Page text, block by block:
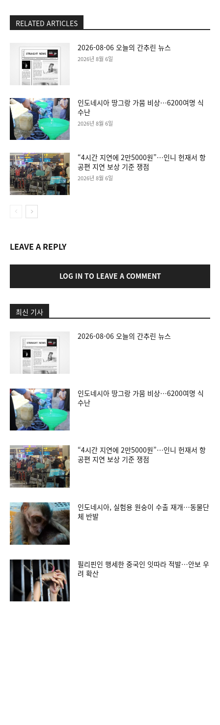
RELATED ARTICLES
2026-08-06 오늘의 간추린 뉴스
2026년 8월 6일
인도네시아 땅그랑 가뭄 비상…6200여명 식
수난
2026년 8월 6일
“4시간 지연에 2만5000원”…인니 헌재서 항
공편 지연 보상 기준 쟁점
2026년 8월 6일
LEAVE A REPLY
LOG IN TO LEAVE A COMMENT
최신 기사
2026-08-06 오늘의 간추린 뉴스
인도네시아 땅그랑 가뭄 비상…6200여명 식
수난
“4시간 지연에 2만5000원”…인니 헌재서 항
공편 지연 보상 기준 쟁점
인도네시아, 실험용 원숭이 수출 재개…동물단
체 반발
필리핀인 행세한 중국인 잇따라 적발…안보 우
려 확산